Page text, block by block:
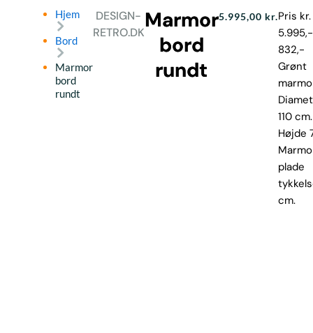
Hjem
Bord
Marmor
bord
rundt
DESIGN-
RETRO.DKMarmor
bord
rundt
5.995,00 kr.Pris kr.
832,-
Grønt
110 cm.
Højde
plade
cm.